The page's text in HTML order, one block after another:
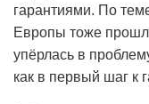
гарантиями. По
Европы тоже
упёрлась в
как в первый шаг к